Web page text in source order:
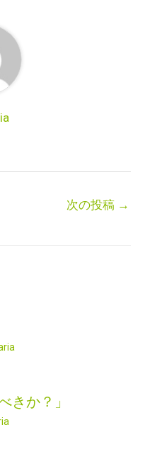
次の投稿 →
きか？」